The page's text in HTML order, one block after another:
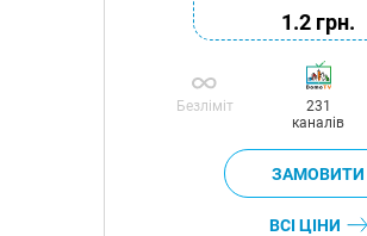
1.2 грн.
Безліміт
231
каналів
ВСІ ЦІНИ